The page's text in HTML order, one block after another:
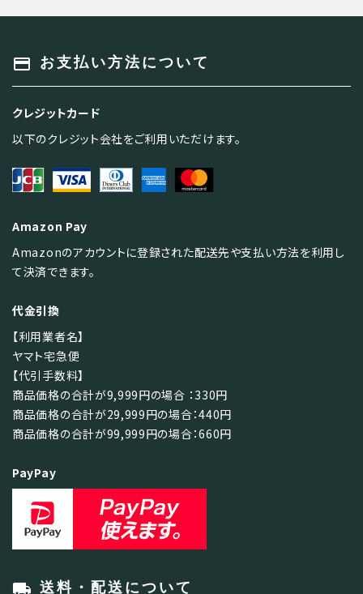
payment お支払い方法について
クレジットカード
以下のクレジット会社をご利用いただけます。
Amazon Pay
Amazonのアカウントに登録された配送先や支払い方法を利用し
て決済できます。
代金引換
【利用業者名】
ヤマト宅急便
【代引手数料】
商品価格の合計が9,999円の場合 ：330円
商品価格の合計が29,999円の場合：440円
商品価格の合計が99,999円の場合：660円
PayPay
local_shipping 送料・配送について